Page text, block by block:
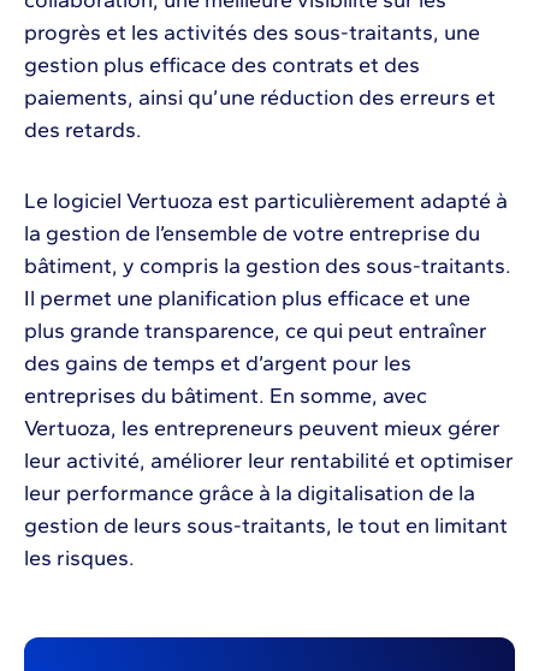
progrès et les activités des sous-traitants, une
gestion plus efficace des contrats et des
paiements, ainsi qu’une réduction des erreurs et
des retards.
Le logiciel Vertuoza est particulièrement adapté à
la gestion de l’ensemble de votre entreprise du
bâtiment, y compris la gestion des sous-traitants.
Il permet une planification plus efficace et une
plus grande transparence, ce qui peut entraîner
des gains de temps et d’argent pour les
entreprises du bâtiment. En somme, avec
Vertuoza, les entrepreneurs peuvent mieux gérer
leur activité, améliorer leur rentabilité et optimiser
leur performance grâce à la digitalisation de la
gestion de leurs sous-traitants, le tout en limitant
les risques.